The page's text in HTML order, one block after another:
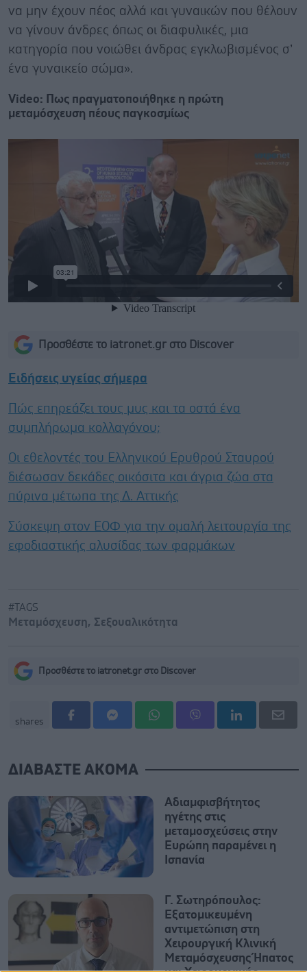
να μην έχουν πέος αλλά και γυναικών που θέλουν
να γίνουν άνδρες όπως οι διαφυλικές, μια
κατηγορία που νοιώθει άνδρας εγκλωβισμένος σ’
ένα γυναικείο σώμα».
Video: Πως πραγματοποιήθηκε η πρώτη
μεταμόσχευση πέους παγκοσμίως
Προσθέστε το iatronet.gr στο Discover
Ειδήσεις υγείας σήμερα
Πώς επηρεάζει τους μυς και τα οστά ένα
συμπλήρωμα κολλαγόνου;
Οι εθελοντές του Ελληνικού Ερυθρού Σταυρού
διέσωσαν δεκάδες οικόσιτα και άγρια ζώα στα
πύρινα μέτωπα της Δ. Αττικής
Σύσκεψη στον ΕΟΦ για την ομαλή λειτουργία της
εφοδιαστικής αλυσίδας των φαρμάκων
#TAGS
Μεταμόσχευση, Σεξουαλικότητα
Προσθέστε το iatronet.gr στο Discover
shares
ΔΙΑΒΑΣΤΕ ΑΚΟΜΑ
Αδιαμφισβήτητος
ηγέτης στις
μεταμοσχεύσεις στην
Ευρώπη παραμένει η
Ισπανία
Γ. Σωτηρόπουλος:
Eξατομικευμένη
αντιμετώπιση στη
Χειρουργική Κλινική
Μεταμόσχευσης Ήπατος